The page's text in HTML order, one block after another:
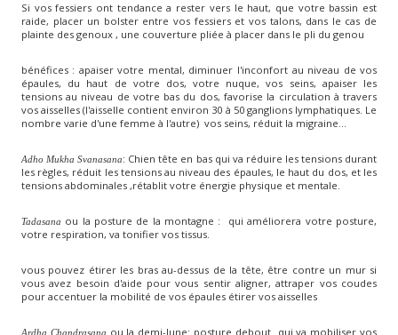
Si vos fessiers ont tendance a rester vers le haut, que votre bassin est
raide, placer un bolster entre vos fessiers et vos talons, dans le cas de
plainte des genoux , une couverture pliée à placer dans le pli du genou
bénéfices : apaiser votre mental, diminuer l'inconfort au niveau de vos
épaules, du haut de votre dos, votre nuque, vos seins, apaiser les
tensions au niveau de votre bas du dos, favorise la circulation à travers
vos aisselles (l'aisselle contient environ 30 à 50 ganglions lymphatiques. Le
nombre varie d'une femme à l'autre) vos seins, réduit la migraine...
Adho Mukha Svanasana: Chien tête en bas qui va réduire les tensions durant
les règles, réduit les tensions au niveau des épaules, le haut du dos, et les
tensions abdominales ,rétablit votre énergie physique et mentale.
Tadasana ou la posture de la montagne : qui améliorera votre posture,
votre respiration, va tonifier vos tissus.
vous pouvez étirer les bras au-dessus de la tête, être contre un mur si
vous avez besoin d'aide pour vous sentir aligner, attraper vos coudes
pour accentuer la mobilité de vos épaules étirer vos aisselles
Ardha Chandrasana ou la demi-lune: posture debout qui va mobiliser vos